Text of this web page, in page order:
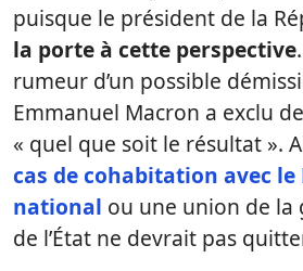
puisque le président de la
la porte à cette perspective
rumeur d’un possible
Emmanuel Macron a exclu
« quel que soit le résultat ».
cas de cohabitation avec
national ou une union de la
de l’État ne devrait pas